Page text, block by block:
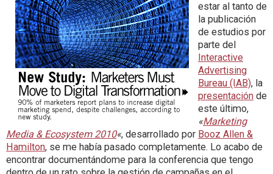
estar al tanto de
la publicación
de estudios por
parte del
Interactive
Advertising
Bureau (IAB), la
presentación de
este último,
«Marketing
Media & Ecosystem 2010«, desarrollado por Booz Allen &
Hamilton, se me había pasado completamente. Lo acabo de
encontrar documentándome para la conferencia que tengo